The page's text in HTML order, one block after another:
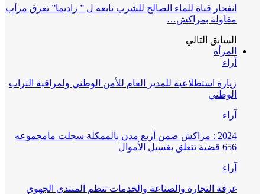
انفجار قناة للماء الصالح للشرب تابعة ل ” راديما” تغرق مرأب
مقاولة بمراكش…
السابق التالي
المرأة
آراء
زيارة استطلاعية للمدير العام للأمن الوطني ولمراقبة التراب
الوطني
آراء
2024 : مراكش ضمن أربع مدن بالممكلة سجلت مامجموعه
656 قضية تتعلق بغسيل الأموال
آراء
غرفة التجارة والصناعة والخدمات تنظم المنتدى الجهوي